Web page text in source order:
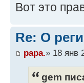
Вот это
Re: О
papa.» 18 янв
gem